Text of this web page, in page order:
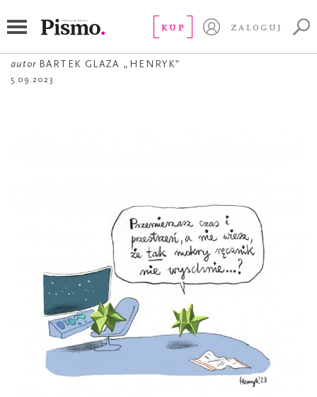
KUP ZALOGUJ
Podstawowa wiedza
autor BARTEK GLAZA „HENRYK”
5.09.2023